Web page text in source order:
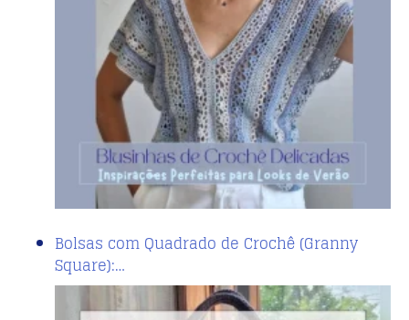
Bolsas com Quadrado de Crochê (Granny
Square):…